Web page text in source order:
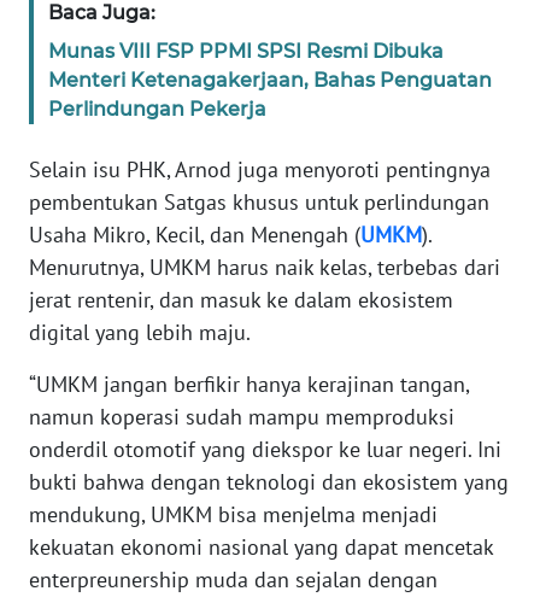
Baca Juga:
Munas VIII FSP PPMI SPSI Resmi Dibuka
Menteri Ketenagakerjaan, Bahas Penguatan
Perlindungan Pekerja
Selain isu PHK, Arnod juga menyoroti pentingnya
pembentukan Satgas khusus untuk perlindungan
Usaha Mikro, Kecil, dan Menengah (UMKM).
Menurutnya, UMKM harus naik kelas, terbebas dari
jerat rentenir, dan masuk ke dalam ekosistem
digital yang lebih maju.
“UMKM jangan berfikir hanya kerajinan tangan,
namun koperasi sudah mampu memproduksi
onderdil otomotif yang diekspor ke luar negeri. Ini
bukti bahwa dengan teknologi dan ekosistem yang
mendukung, UMKM bisa menjelma menjadi
kekuatan ekonomi nasional yang dapat mencetak
enterpreunership muda dan sejalan dengan
WN
NTT
KEPRI
WN
PAPUA
WN
RIAU
WN
SERAMBI